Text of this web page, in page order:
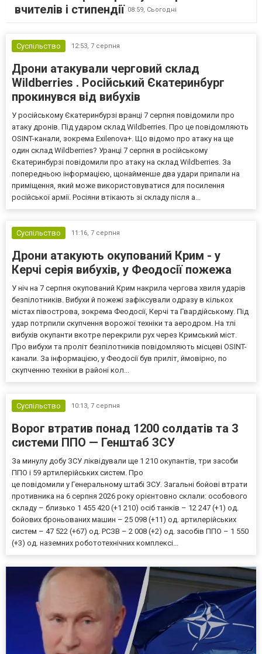
вчителів і стипендії 08:59, Сьогодні
Суспільство 12:53, 7 серпня
Дрони атакували черговий склад
Wildberries . Російський Єкатеринбург
прокинувся від вибухів
У російському Єкатеринбурзі вранці 7 серпня повідомили про
атаку дронів. Під ударом склад Wildberries. Про це повідомляють
OSINT-канали, зокрема Exilenova+. Що відомо про атаку на ще
один склад Wildberries? Уранці 7 серпня в російському
Єкатеринбурзі повідомили про атаку на склад Wildberries. За
попередньою інформацією, щонайменше два удари припали на
приміщення, який може використовуватися для посилення
російської армії. Росіяни втікають зі складу після а...
Суспільство 11:16, 7 серпня
Дрони атакують окупований Крим - у
Керчі серія вибухів, у Феодосії пожежа
У ніч на 7 серпня окупований Крим накрила чергова хвиля ударів
безпілотників. Вибухи й пожежі зафіксували одразу в кількох
містах півострова, зокрема Феодосії, Керчі та Гвардійському. Під
удар потрпили скупчення ворожої техніки та аеродром. На тлі
вибухів окупанти вкотре перекрили рух через Кримський міст.
Про вибухи та проліт безпілотників повідомляють місцеві OSINT-
канали. За інформацією, у Феодосії був приліт, ймовірно, по
скупченню техніки в районі кол...
Суспільство 10:13, 7 серпня
Ворог втратив понад 1200 солдатів та 3
системи ППО — Генштаб ЗСУ
За минулу добу ЗСУ ліквідували ще 1 210 окупантів, три засоби
ППО і 59 артилерійських систем. Про
це повідомили у Генеральному штабі ЗСУ. Загальні бойові втрати
противника на 6 серпня 2026 року орієнтовно склали: особового
складу – близько 1 455 420 (+1 210) осіб танків – 12 247 (+1) од.
бойових броньованих машин – 25 098 (+11) од. артилерійських
систем – 47 522 (+67) од. РСЗВ – 2 008 (+2) од. засобів ППО – 1 550
(+3) од. наземних робототехнічних комплексі...